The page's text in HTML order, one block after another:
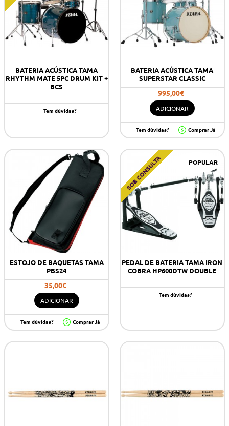
BATERIA ACÚSTICA TAMA
RHYTHM MATE 5PC DRUM KIT +
BCS
Tem dúvidas?
BATERIA ACÚSTICA TAMA
SUPERSTAR CLASSIC
995,00€
ADICIONAR
Tem dúvidas? Comprar Já
ESTOJO DE BAQUETAS TAMA
PBS24
35,00€
ADICIONAR
Tem dúvidas? Comprar Já
POPULAR
SOB CONSULTA
PEDAL DE BATERIA TAMA IRON
COBRA HP600DTW DOUBLE
Tem dúvidas?